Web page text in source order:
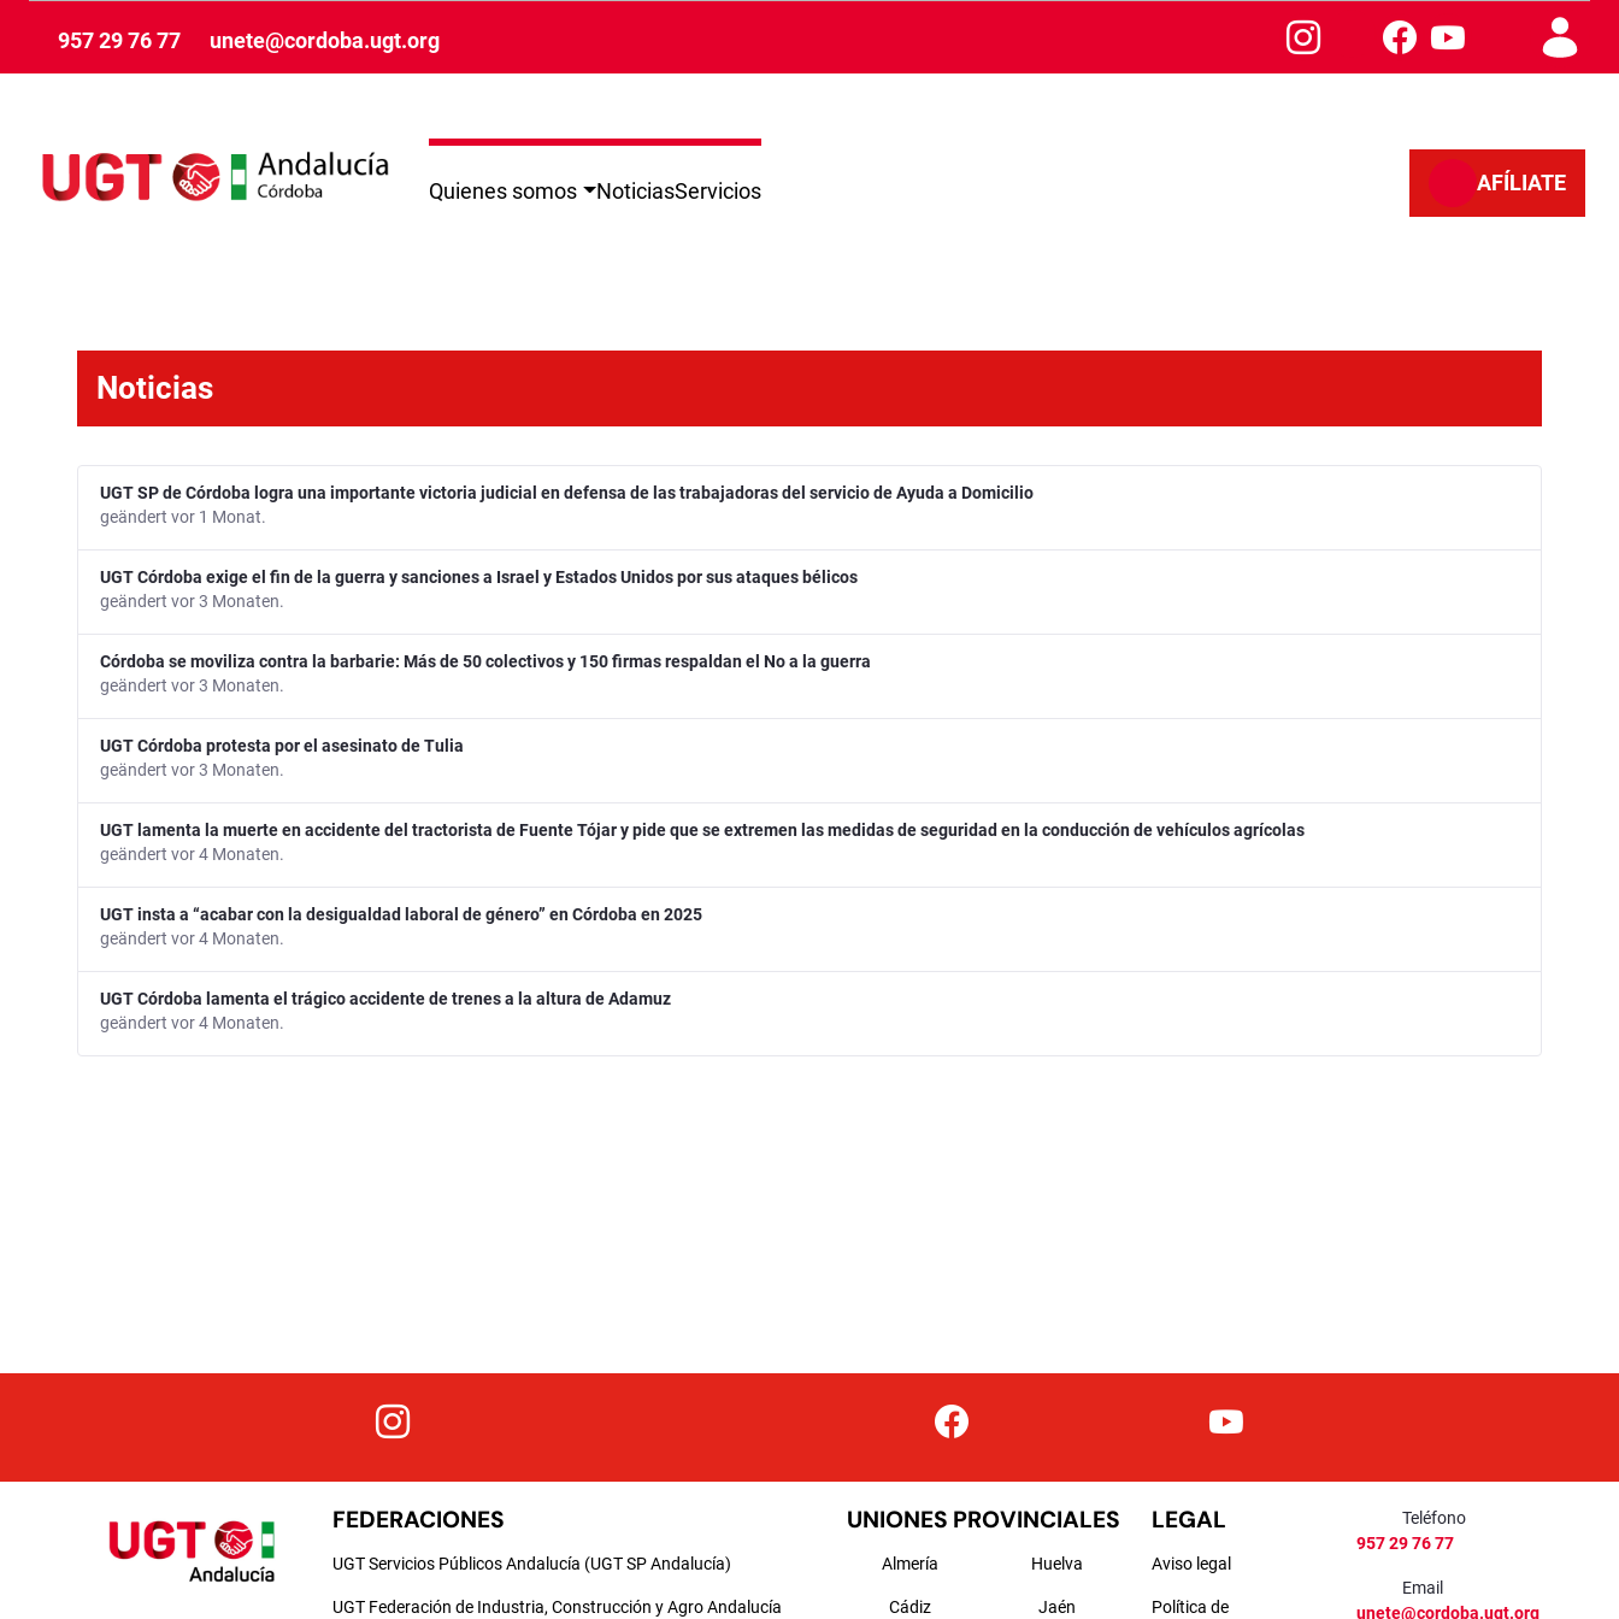
957 29 76 77 unete@cordoba.ugt.org
Quienes somos NoticiasServicios AFÍLIATE
Noticias
UGT SP de Córdoba logra una importante victoria judicial en defensa de las trabajadoras del servicio de Ayuda a Domicilio
geändert vor 1 Monat.
UGT Córdoba exige el fin de la guerra y sanciones a Israel y Estados Unidos por sus ataques bélicos
geändert vor 3 Monaten.
Córdoba se moviliza contra la barbarie: Más de 50 colectivos y 150 firmas respaldan el No a la guerra
geändert vor 3 Monaten.
UGT Córdoba protesta por el asesinato de Tulia
geändert vor 3 Monaten.
UGT lamenta la muerte en accidente del tractorista de Fuente Tójar y pide que se extremen las medidas de seguridad en la conducción de vehículos agrícolas
geändert vor 4 Monaten.
UGT insta a “acabar con la desigualdad laboral de género” en Córdoba en 2025
geändert vor 4 Monaten.
UGT Córdoba lamenta el trágico accidente de trenes a la altura de Adamuz
geändert vor 4 Monaten.
FEDERACIONES
UGT Servicios Públicos Andalucía (UGT SP Andalucía)
UGT Federación de Industria, Construcción y Agro Andalucía
UNIONES PROVINCIALES
Almería
Cádiz
Huelva
Jaén
LEGAL
Aviso legal
Política de
Teléfono
957 29 76 77
Email
unete@cordoba.ugt.org